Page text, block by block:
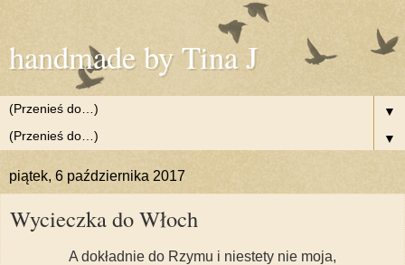
handmade by Tina J
▼
▼
piątek, 6 października 2017
Wycieczka do Włoch
A dokładnie do Rzymu i niestety nie moja,